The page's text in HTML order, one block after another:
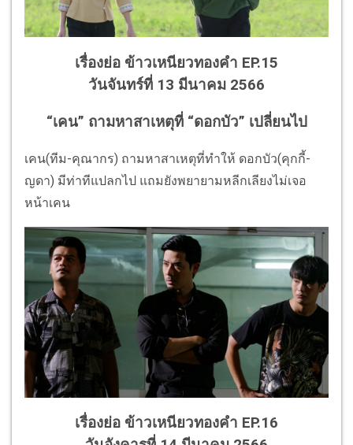
เรื่องย่อ ข้าวเหนียวทองคำ EP.15
วันจันทร์ที่ 13 มีนาคม 2566
“เคน” ถามหาสาเหตุที่ “ดอกบัว” เปลี่ยนไป
เคน(ทีม-คุณากร) ถามหาสาเหตุที่ทำให้ ดอกบัว(คุกกี้-
ญดา) มีท่าทีแปลกไป แถมยังพยายามหลีกเลียงไม่เจอ
หน้าเคน
เรื่องย่อ ข้าวเหนียวทองคำ EP.16